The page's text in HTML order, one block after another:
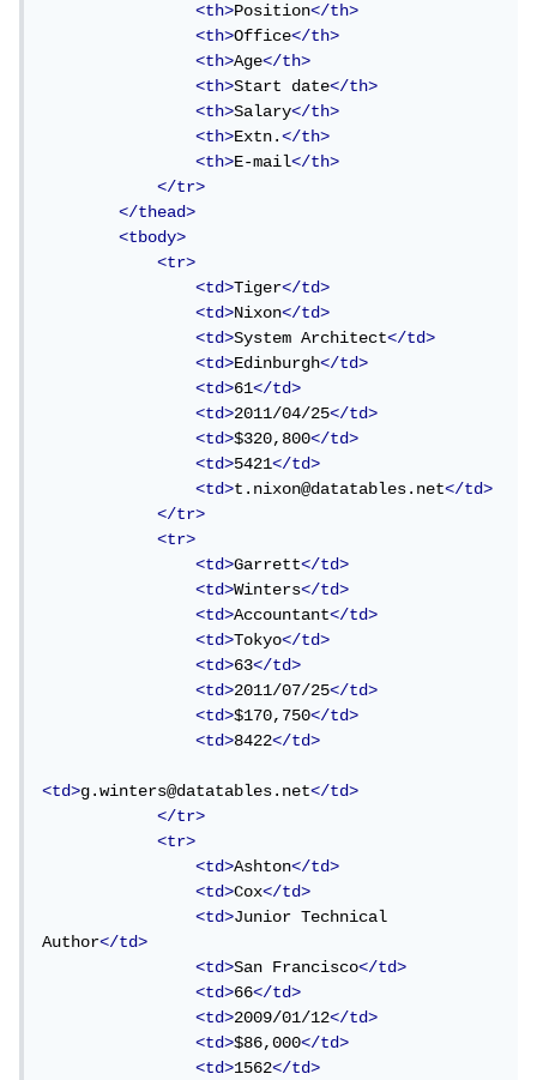
<th>Position</th>
<th>Office</th>
<th>Age</th>
<th>Start date</th>
<th>Salary</th>
<th>Extn.</th>
<th>E-mail</th>
</tr>
</thead>
<tbody>
<tr>
<td>Tiger</td>
<td>Nixon</td>
<td>System Architect</td>
<td>Edinburgh</td>
<td>61</td>
<td>2011/04/25</td>
<td>$320,800</td>
<td>5421</td>
<td>t.nixon@datatables.net</td>
</tr>
<tr>
<td>Garrett</td>
<td>Winters</td>
<td>Accountant</td>
<td>Tokyo</td>
<td>63</td>
<td>2011/07/25</td>
<td>$170,750</td>
<td>8422</td>
<td>g.winters@datatables.net</td>
</tr>
<tr>
<td>Ashton</td>
<td>Cox</td>
<td>Junior Technical
Author</td>
<td>San Francisco</td>
<td>66</td>
<td>2009/01/12</td>
<td>$86,000</td>
<td>1562</td>